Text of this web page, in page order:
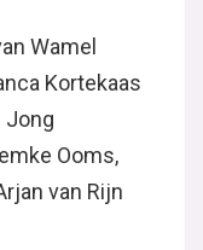
Wamel
Kortekaas
Jong
Ooms,
van Rijn